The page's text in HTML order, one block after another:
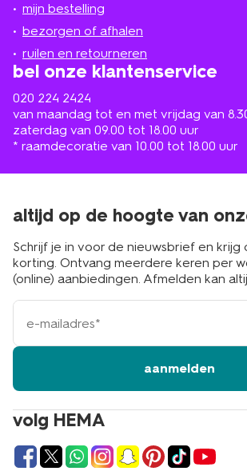
mijn bestelling
bezorgen of afhalen
ruilen en retourneren
bel onze klantenservice
020 224 2424
van maandag tot en met vrijdag van
zaterdag van 09.00 tot 18.00 uur
* raamdecoratie van 10.00 tot 18.00 uur
in
de
buurt
volg HEMA
altijd op de hoogte van
Schrijf je in voor de nieuwsbrief en krijg
korting. Ontvang meerdere keren per
(online) aanbiedingen. Afmelden kan
e-
mailadres
aanmelden